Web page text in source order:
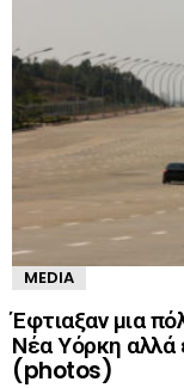
MEDIA
Έφτιαξαν μια
Νέα Υόρκη αλλά
(photos)